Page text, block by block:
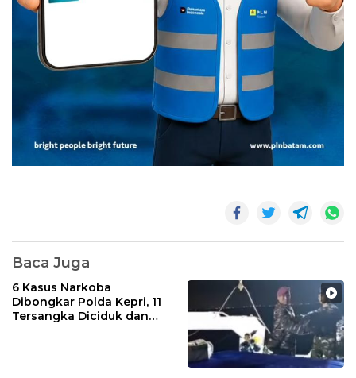
Baca Juga
6 Kasus Narkoba
Dibongkar Polda Kepri, 11
Tersangka Diciduk dan